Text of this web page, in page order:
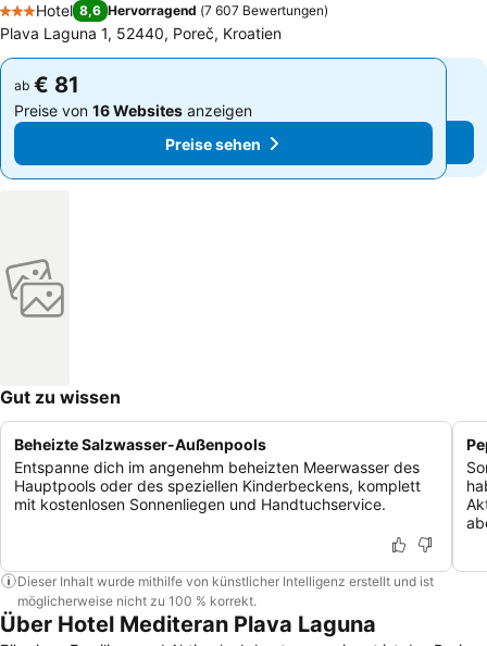
3 Sterne
Hotel 8,6 Hervorragend (7 607 Bewertungen)
Plava Laguna 1, 52440, Poreč, Kroatien
ab € 81
Preise von 16 Websitesanzeigen
Preise sehen
ab € 81
Preise von 16 Websites anzeigen
Preise sehen
Gut zu wissen
Beheizte Salzwasser-Außenpools
Entspanne dich im angenehm beheizten Meerwasser des
Hauptpools oder des speziellen Kinderbeckens, komplett
mit kostenlosen Sonnenliegen und Handtuchservice.
Dieser Inhalt wurde mithilfe von künstlicher Intelligenz erstellt und ist
möglicherweise nicht zu 100 % korrekt.
Über Hotel Mediteran Plava Laguna